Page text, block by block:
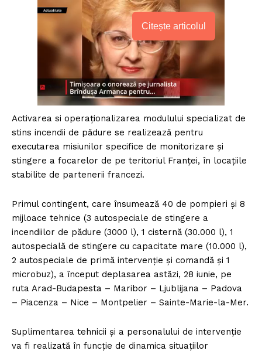
Citește articolul
Activarea si operaționalizarea modulului specializat de
stins incendii de pădure se realizează pentru
executarea misiunilor specifice de monitorizare și
stingere a focarelor de pe teritoriul Franței, în locațiile
stabilite de partenerii francezi.
Primul contingent, care însumează 40 de pompieri și 8
mijloace tehnice (3 autospeciale de stingere a
incendiilor de pădure (3000 l), 1 cisternă (30.000 l), 1
autospecială de stingere cu capacitate mare (10.000 l),
2 autospeciale de primă intervenție și comandă și 1
microbuz), a început deplasarea astăzi, 28 iunie, pe
ruta Arad-Budapesta – Maribor – Ljublijana – Padova
– Piacenza – Nice – Montpelier – Sainte-Marie-la-Mer.
Suplimentarea tehnicii și a personalului de intervenție
va fi realizată în funcție de dinamica situațiilor